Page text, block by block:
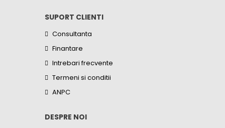
SUPORT CLIENTI
Consultanta
Finantare
Intrebari frecvente
Termeni si conditii
ANPC
DESPRE NOI